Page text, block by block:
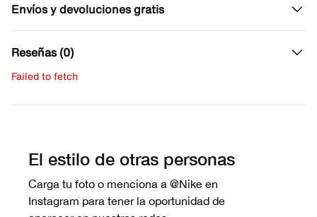
Envíos y devoluciones gratis
Reseñas (0)
Failed to fetch